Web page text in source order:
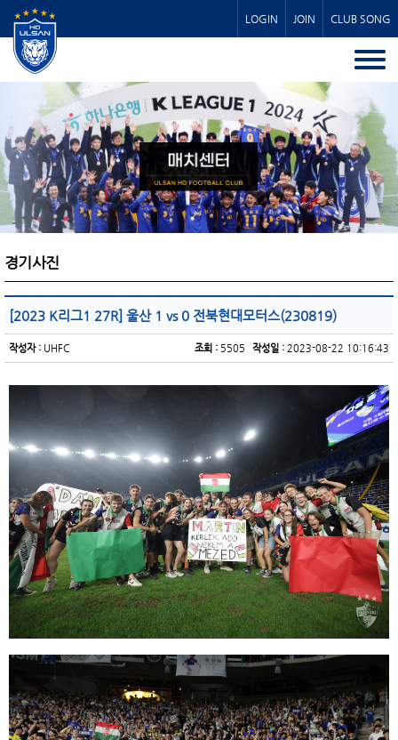
LOGIN JOIN CLUB SONG
경기사진
[2023 K리그1 27R] 울산 1 vs 0 전북현대모터스(230819)
작성자 : UHFC 작성일 : 2023-08-22 10:16:43
조회 : 5505